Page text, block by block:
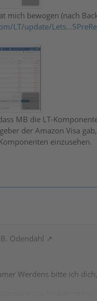
mich bewogen (nach
LT/update/
MB die LT-
der Amazon Visa
einzusehen.
Odendahl
Werdens bitte ich